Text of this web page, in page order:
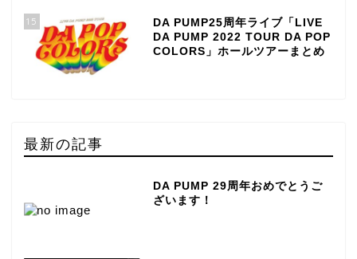
15
DA PUMP25周年ライブ「LIVE
DA PUMP 2022 TOUR DA POP
COLORS」ホールツアーまとめ
最新の記事
DA PUMP 29周年おめでとうご
ざいます！